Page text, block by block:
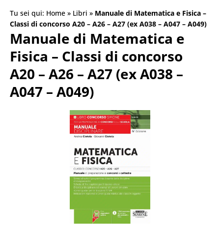
Tu sei qui: Home » Libri » Manuale di Matematica e Fisica –
Classi di concorso A20 – A26 – A27 (ex A038 – A047 – A049)
Manuale di Matematica e
Fisica – Classi di concorso
A20 – A26 – A27 (ex A038 –
A047 – A049)